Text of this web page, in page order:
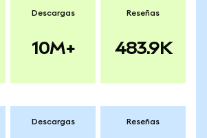
Descargas
10M+
Reseñas
483.9K
Descargas Reseñas